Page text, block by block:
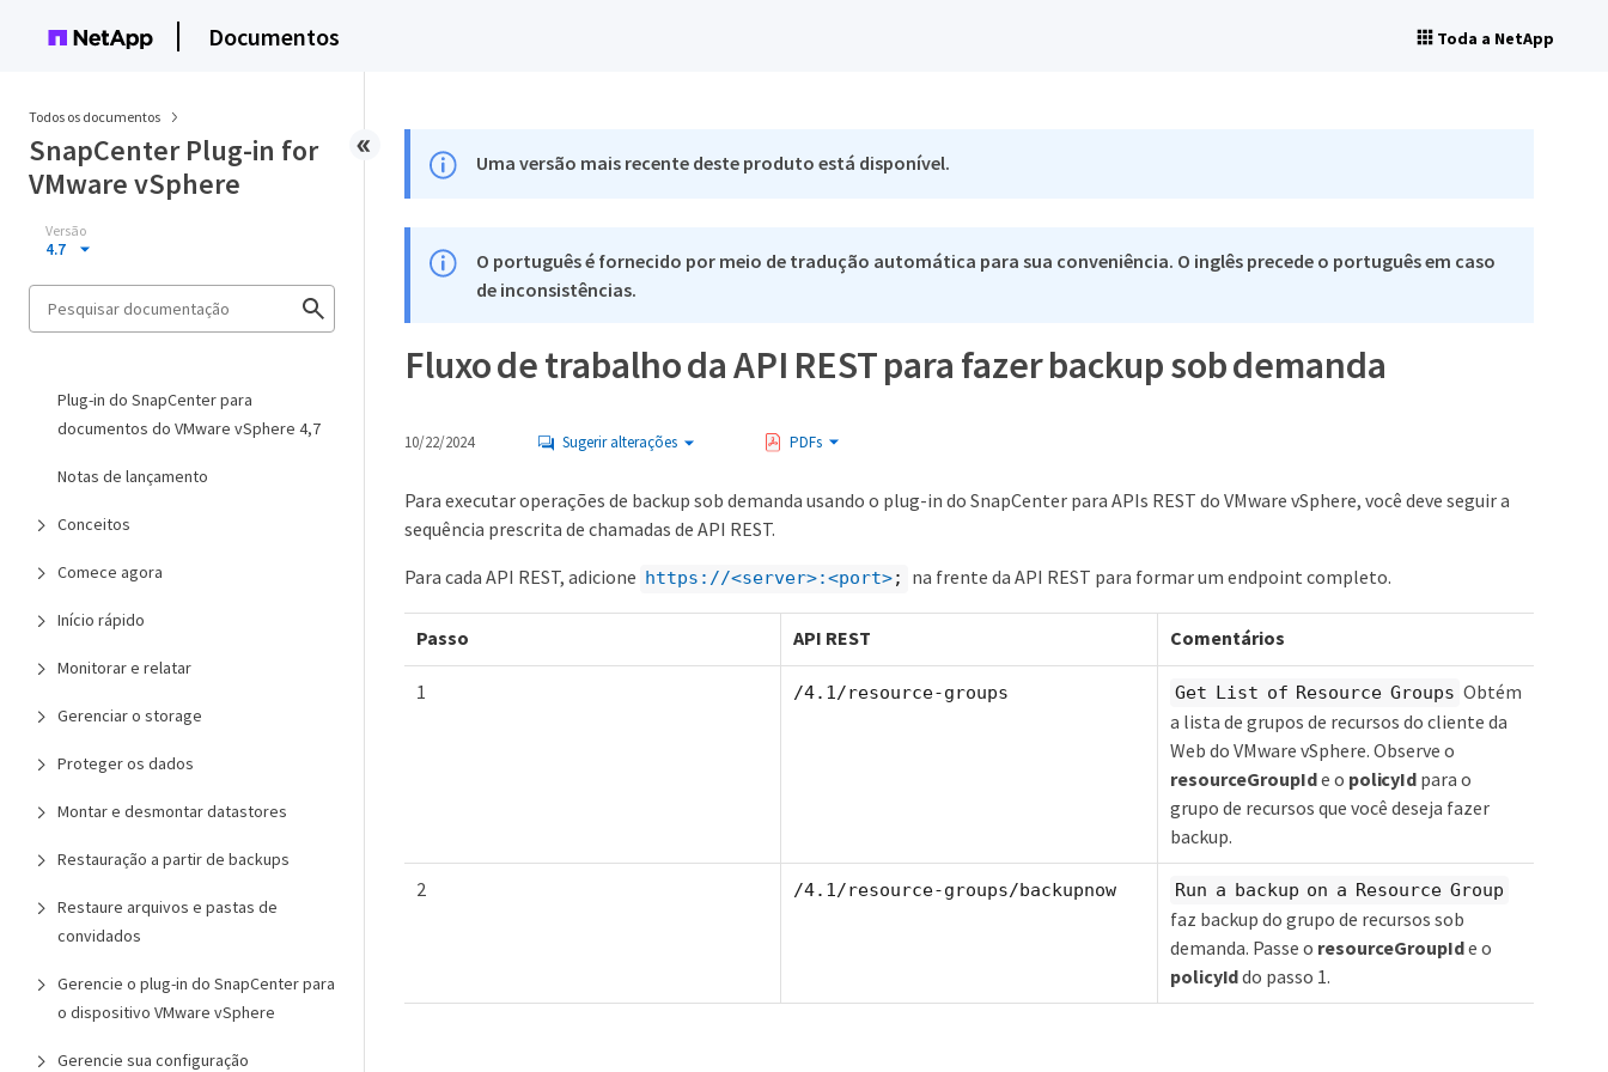
Documentos Toda a NetApp
Todos os documentos
SnapCenter Plug-in for
VMware vSphere
Versão
4.7
Plug-in do SnapCenter para
documentos do VMware vSphere 4,7
Notas de lançamento
Conceitos
Comece agora
Início rápido
Monitorar e relatar
Gerenciar o storage
Proteger os dados
Montar e desmontar datastores
Restauração a partir de backups
Restaure arquivos e pastas de
convidados
Gerencie o plug-in do SnapCenter para
o dispositivo VMware vSphere
Gerencie sua configuração
Uma versão mais recente deste produto está disponível.
O português é fornecido por meio de tradução automática para sua conveniência. O inglês precede o português em caso
de inconsistências.
Fluxo de trabalho da API REST para fazer backup sob demanda
10/22/2024 Sugerir alterações PDFs
Para executar operações de backup sob demanda usando o plug-in do SnapCenter para APIs REST do VMware vSphere, você deve seguir a
sequência prescrita de chamadas de API REST.
Para cada API REST, adicione https://<server>:<port>; na frente da API REST para formar um endpoint completo.
Passo API REST Comentários
1 /4.1/resource-groups Get List of Resource Groups Obtém
a lista de grupos de recursos do cliente da
Web do VMware vSphere. Observe o
resourceGroupIde o policyId para o
grupo de recursos que você deseja fazer
backup.
2 /4.1/resource-groups/backupnow Run a backup on a Resource Group
faz backup do grupo de recursos sob
demanda. Passe o resourceGroupIde o
policyIddo passo 1.